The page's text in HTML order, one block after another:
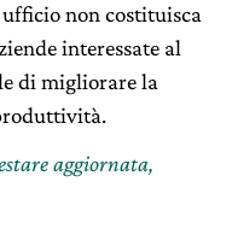
non costituisca
interessate al
di migliorare la
aggiornata,